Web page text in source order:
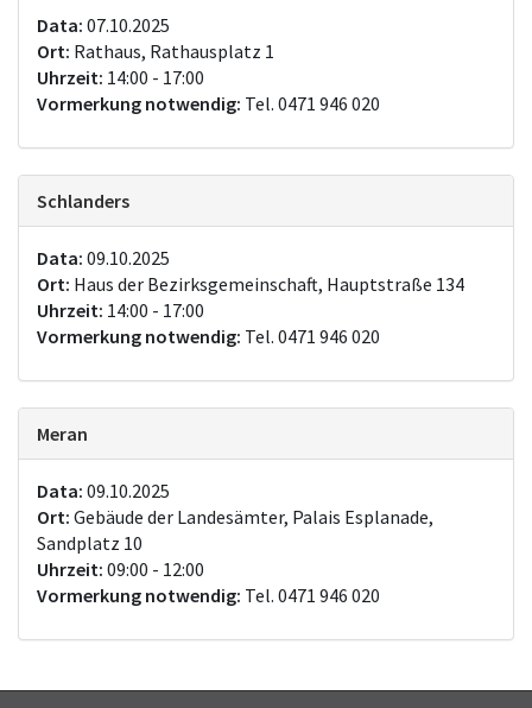
Data: 07.10.2025
Ort: Rathaus, Rathausplatz 1
Uhrzeit: 14:00 - 17:00
Vormerkung notwendig: Tel. 0471 946 020
Schlanders
Data: 09.10.2025
Ort: Haus der Bezirksgemeinschaft, Hauptstraße 134
Uhrzeit: 14:00 - 17:00
Vormerkung notwendig: Tel. 0471 946 020
Meran
Data: 09.10.2025
Ort: Gebäude der Landesämter, Palais Esplanade,
Sandplatz 10
Uhrzeit: 09:00 - 12:00
Vormerkung notwendig: Tel. 0471 946 020